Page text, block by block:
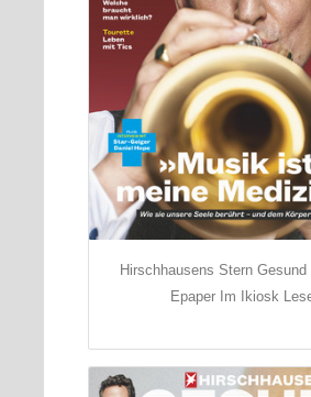
Hirschhausens Stern Gesund
Epaper Im Ikiosk